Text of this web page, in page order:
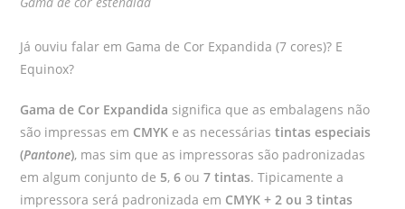
Já ouviu falar em Gama de Cor Expandida (7 cores)? E
Equinox?
Gama de Cor Expandida significa que as embalagens não
são impressas em CMYK e as necessáriastintas especiais
(Pantone), mas sim que as impressoras são padronizadas
em algum conjunto de 5,6 ou7 tintas. Tipicamente a
impressora será padronizada em CMYK + 2 ou 3 tintas